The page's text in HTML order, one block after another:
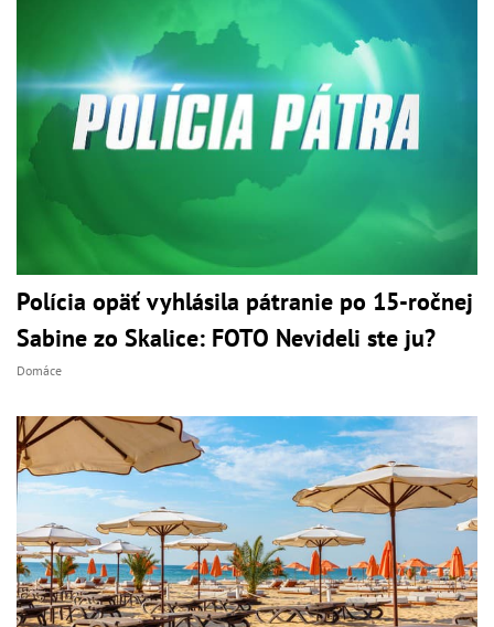
Polícia opäť vyhlásila pátranie po 15-ročnej
Sabine zo Skalice: FOTO Nevideli ste ju?
Domáce